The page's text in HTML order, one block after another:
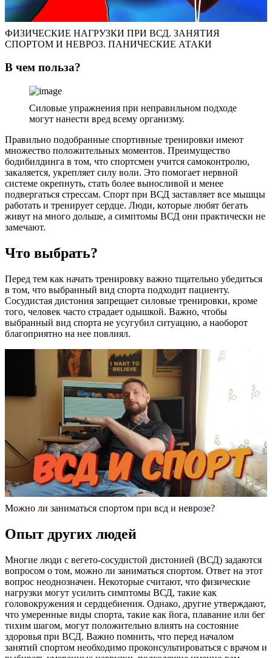
ФИЗИЧЕСКИЕ НАГРУЗКИ ПРИ ВСД. ЗАНЯТИЯ
СПОРТОМ И НЕВРОЗ. ПАНИЧЕСКИЕ АТАКИ
В чем польза?
Силовые упражнения при неправильном подходе
могут нанести вред всему организму.
Правильно подобранные спортивные тренировки имеют
множество положительных моментов. Преимущество
бодибилдинга в том, что спортсмен учится самоконтролю,
закаляется, укрепляет силу воли. Это помогает нервной
системе окрепнуть, стать более выносливой и менее
подвергаться стрессам. Спорт при ВСД заставляет все мышцы
работать и тренирует сердце. Люди, которые любят бегать
живут на много дольше, а симптомы ВСД они практически не
замечают.
Что выбрать?
Перед тем как начать тренировку важно тщательно убедиться
в том, что выбранный вид спорта подходит пациенту.
Сосудистая дистония запрещает силовые тренировки, кроме
того, человек часто страдает одышкой. Важно, чтобы
выбранный вид спорта не усугубил ситуацию, а наоборот
благоприятно на нее повлиял.
Можно ли заниматься спортом при всд и неврозе?
Опыт других людей
Многие люди с вегето-сосудистой дистонией (ВСД) задаются
вопросом о том, можно ли заниматься спортом. Ответ на этот
вопрос неоднозначен. Некоторые считают, что физические
нагрузки могут усилить симптомы ВСД, такие как
головокружения и сердцебиения. Однако, другие утверждают,
что умеренные виды спорта, такие как йога, плавание или бег
тихим шагом, могут положительно влиять на состояние
здоровья при ВСД. Важно помнить, что перед началом
занятий спортом необходимо проконсультироваться с врачом и